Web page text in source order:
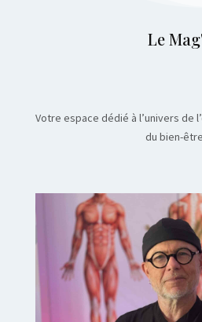
Le
Votre espace dédié à l’univers de
du bien-